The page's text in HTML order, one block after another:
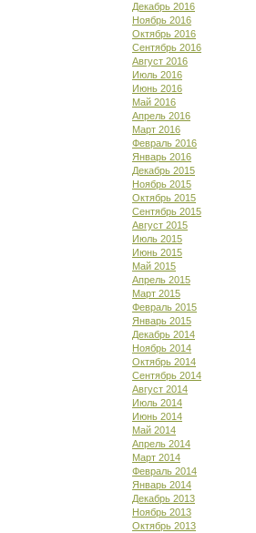
Декабрь 2016
Ноябрь 2016
Октябрь 2016
Сентябрь 2016
Август 2016
Июль 2016
Июнь 2016
Май 2016
Апрель 2016
Март 2016
Февраль 2016
Январь 2016
Декабрь 2015
Ноябрь 2015
Октябрь 2015
Сентябрь 2015
Август 2015
Июль 2015
Июнь 2015
Май 2015
Апрель 2015
Март 2015
Февраль 2015
Январь 2015
Декабрь 2014
Ноябрь 2014
Октябрь 2014
Сентябрь 2014
Август 2014
Июль 2014
Июнь 2014
Май 2014
Апрель 2014
Март 2014
Февраль 2014
Январь 2014
Декабрь 2013
Ноябрь 2013
Октябрь 2013